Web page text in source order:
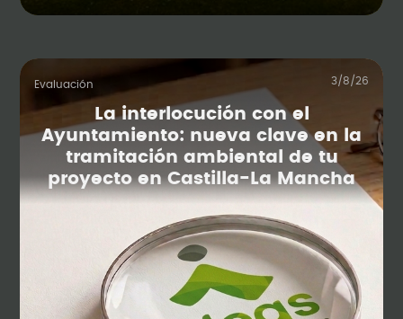
Evaluación 3/8/26
La interlocución con el
Ayuntamiento: nueva clave en la
tramitación ambiental de tu
proyecto en Castilla-La Mancha